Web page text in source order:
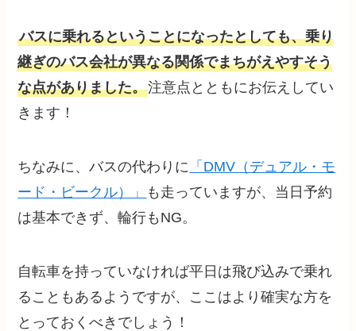
バスに乗れるということになったとしても、乗り
継ぎのバス会社が異なる関係でまちがえやすそう
な点がありました。注意点とともにお伝えしてい
きます！
ちなみに、バスの代わりに 「DMV（デュアル・モ
ード・ビークル）」
も走っていますが、当日予約
は基本できず、輪行もNG。
自転車を持っていなければ平日は飛び込みで乗れ
ることもあるようですが、ここはより確実な方を
とっておくべきでしょう！